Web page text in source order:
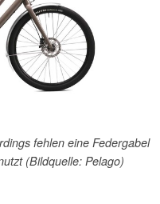
fehlen eine Federgabel
(Bildquelle: Pelago)